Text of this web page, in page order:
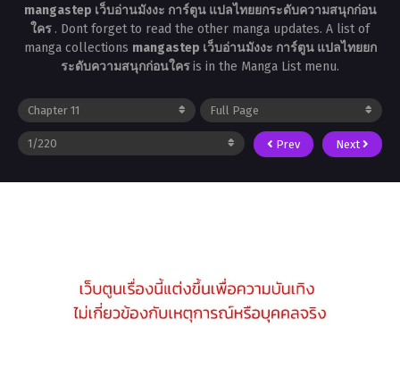
mangastep เว็บอ่านมังงะ การ์ตูน แปลไทยยกระดับความสนุกก่อน
ใคร . Dont forget to read the other manga updates. A list of
manga collections mangastep เว็บอ่านมังงะ การ์ตูน แปลไทยยก
ระดับความสนุกก่อนใครis in the Manga List menu.
Prev Next